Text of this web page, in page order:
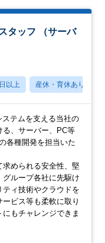
タッフ （サーバ
以上 産休・育休あり
テムを支える当社の
る、サーバー、PC等
各種開発を担当いた
求められる安全性、堅
ループ各社に先駆け
ィ技術やクラウドを
ビス等も柔軟に取り
にもチャレンジできま